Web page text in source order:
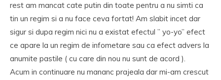
rest am mancat cate putin din toate pentru a nu simti ca
tin un regim si a nu face ceva fortat! Am slabit incet dar
sigur si dupa regim nici nu a existat efectul ” yo-yo” efect
ce apare la un regim de infometare sau ca efect advers la
anumite pastile ( cu care din nou nu sunt de acord ).
Acum in continuare nu mananc prajeala dar mi-am crescut